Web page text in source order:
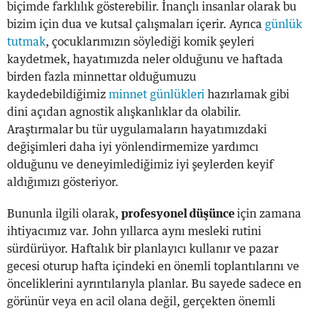
biçimde farklılık gösterebilir. İnançlı insanlar olarak bu
bizim için dua ve kutsal çalışmaları içerir. Ayrıca günlük
tutmak, çocuklarımızın söylediği komik şeyleri
kaydetmek, hayatımızda neler olduğunu ve haftada
birden fazla minnettar olduğumuzu
kaydedebildiğimiz minnet günlükleri hazırlamak gibi
dini açıdan agnostik alışkanlıklar da olabilir.
Araştırmalar bu tür uygulamaların hayatımızdaki
değişimleri daha iyi yönlendirmemize yardımcı
olduğunu ve deneyimlediğimiz iyi şeylerden keyif
aldığımızı gösteriyor.
Bununla ilgili olarak, profesyonel düşünceiçin zamana
ihtiyacımız var. John yıllarca aynı mesleki rutini
sürdürüyor. Haftalık bir planlayıcı kullanır ve pazar
gecesi oturup hafta içindeki en önemli toplantılarını ve
önceliklerini ayrıntılarıyla planlar. Bu sayede sadece en
görünür veya en acil olana değil, gerçekten önemli